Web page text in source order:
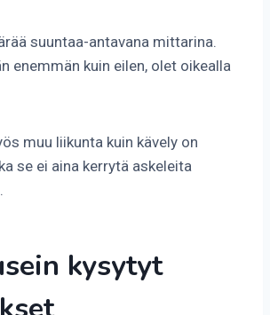
suuntaa-antavana mittarina.
enemmän kuin eilen, olet oikealla
muu liikunta kuin kävely on
se ei aina kerrytä askeleita
kysytyt